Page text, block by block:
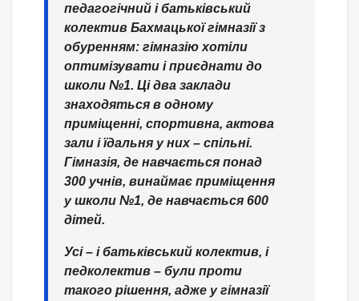
педагогічний і батьківський
колектив Бахмацької гімназії з
обуренням: гімназію хотіли
оптимізувати і приєднати до
школи №1. Ці два заклади
знаходяться в одному
приміщенні, спортивна, актова
зали і їдальня у них – спільні.
Гімназія, де навчається понад
300 учнів, винаймає приміщення
у школи №1, де навчається 600
дітей.
Усі – і батьківський колектив, і
педколектив – були проти
такого рішення, адже у гімназії